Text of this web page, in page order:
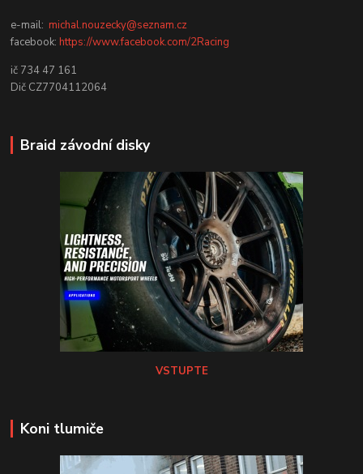
e-mail:michal.nouzecky@seznam.cz
facebook:https://www.facebook.com/2Racing
ič 734 47 161
Dič CZ7704112064
Braid závodní disky
VSTUPTE
Koni tlumiče